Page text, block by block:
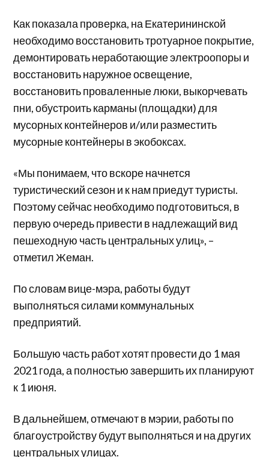
Как показала проверка, на Екатерининской
необходимо восстановить тротуарное покрытие,
демонтировать неработающие электроопоры и
восстановить наружное освещение,
восстановить проваленные люки, выкорчевать
пни, обустроить карманы (площадки) для
мусорных контейнеров и/или разместить
мусорные контейнеры в экобоксах.
«Мы понимаем, что вскоре начнется
туристический сезон и к нам приедут туристы.
Поэтому сейчас необходимо подготовиться, в
первую очередь привести в надлежащий вид
пешеходную часть центральных улиц», –
отметил Жеман.
По словам вице-мэра, работы будут
выполняться силами коммунальных
предприятий.
Большую часть работ хотят провести до 1 мая
2021 года, а полностью завершить их планируют
к 1 июня.
В дальнейшем, отмечают в мэрии, работы по
благоустройству будут выполняться и на других
центральных улицах.